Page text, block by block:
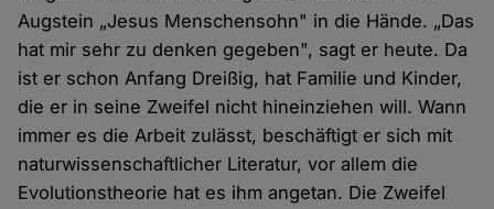
Augstein „Jesus Menschensohn" in die Hände. „Das
hat mir sehr zu denken gegeben", sagt er heute. Da
ist er schon Anfang Dreißig, hat Familie und Kinder,
die er in seine Zweifel nicht hineinziehen will. Wann
immer es die Arbeit zulässt, beschäftigt er sich mit
naturwissenschaftlicher Literatur, vor allem die
Evolutionstheorie hat es ihm angetan. Die Zweifel